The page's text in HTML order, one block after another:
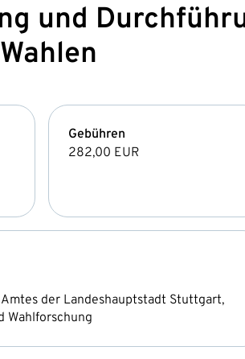
und
Gebühren
282,00 EUR
der Landeshauptstadt Stuttgart,
Wahlforschung